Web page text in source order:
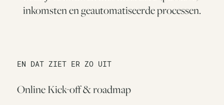
inkomsten en geautomatiseerde processen.
EN DAT ZIET ER ZO UIT
Online Kick-off & roadmap